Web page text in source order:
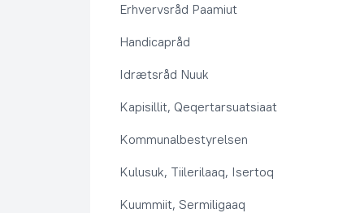
Erhvervsråd Paamiut
Handicapråd
Idrætsråd Nuuk
Kapisillit, Qeqertarsuatsiaat
Kommunalbestyrelsen
Kulusuk, Tiilerilaaq, Isertoq
Kuummiit, Sermiligaaq